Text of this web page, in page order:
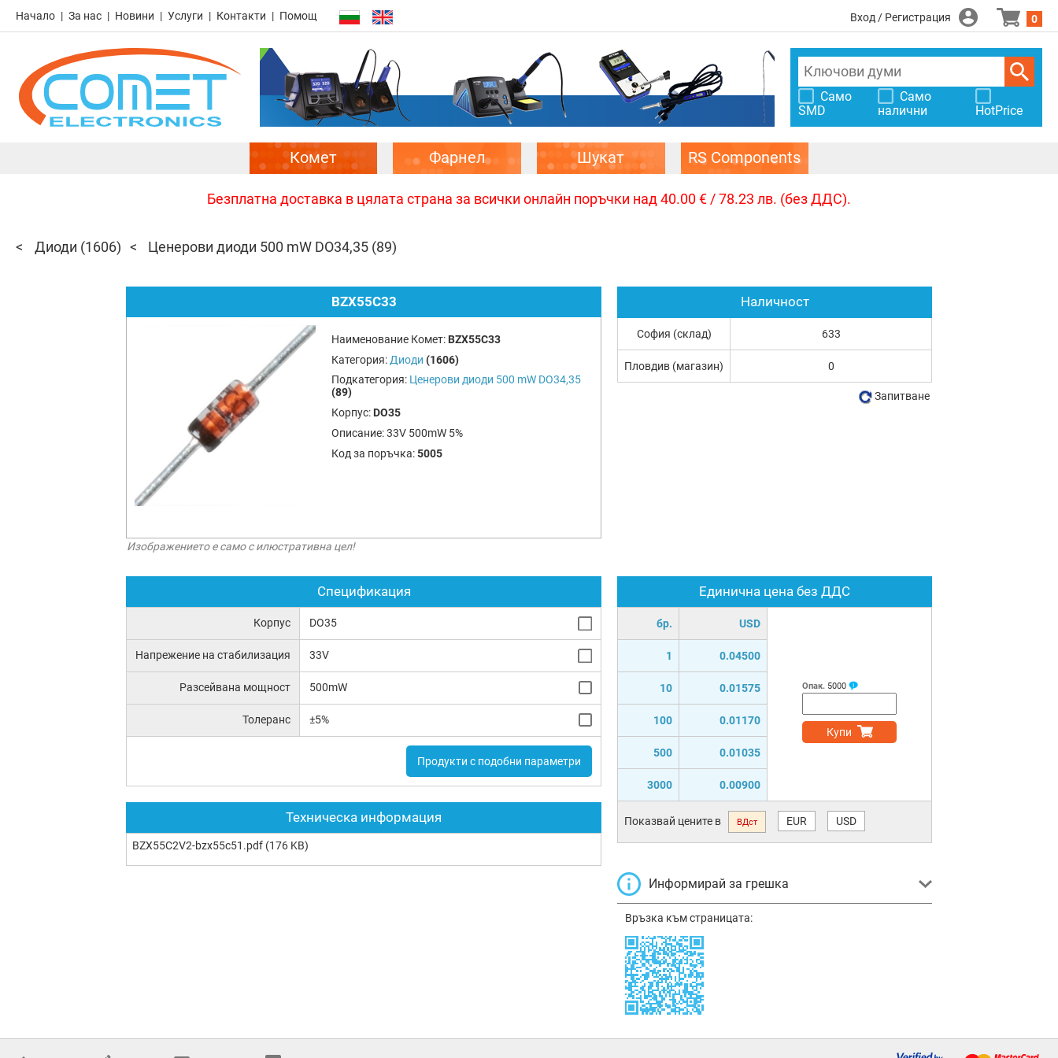
Начало За нас Новини Услуги Контакти Помощ Вход / Регистрация 0
Само
SMD
Само
налични
HotPrice
Комет Фарнел Шукат RS Components
Безплатна доставка в цялата страна за всички онлайн поръчки над 40.00 € / 78.23 лв. (без ДДС).
Диоди (1606) Ценерови диоди 500 mW DO34,35 (89)
BZX55C33
Наименование Комет: BZX55C33
Категория: Диоди (1606)
Подкатегория: Ценерови диоди 500 mW DO34,35
(89)
Корпус: DO35
Описание:33V 500mW 5%
Код за поръчка:5005
Изображението е само с илюстративна цел!
Спецификация
Корпус DO35
Напрежение на стабилизация 33V
Разсейвана мощност 500mW
Толеранс ±5%
Продукти с подобни параметри
Техническа информация
BZX55C2V2-bzx55c51.pdf (176 KB)
Единична цена без ДДС
бр. USD
1 0.04500
10 0.01575
100 0.01170
500 0.01035
3000 0.00900
Опак. 5000
Купи
Показвай цените в ВДст EUR USD
Информирай за грешка
Връзка към страницата:
Наличност
София (склад) 633
Пловдив (магазин) 0
Запитване